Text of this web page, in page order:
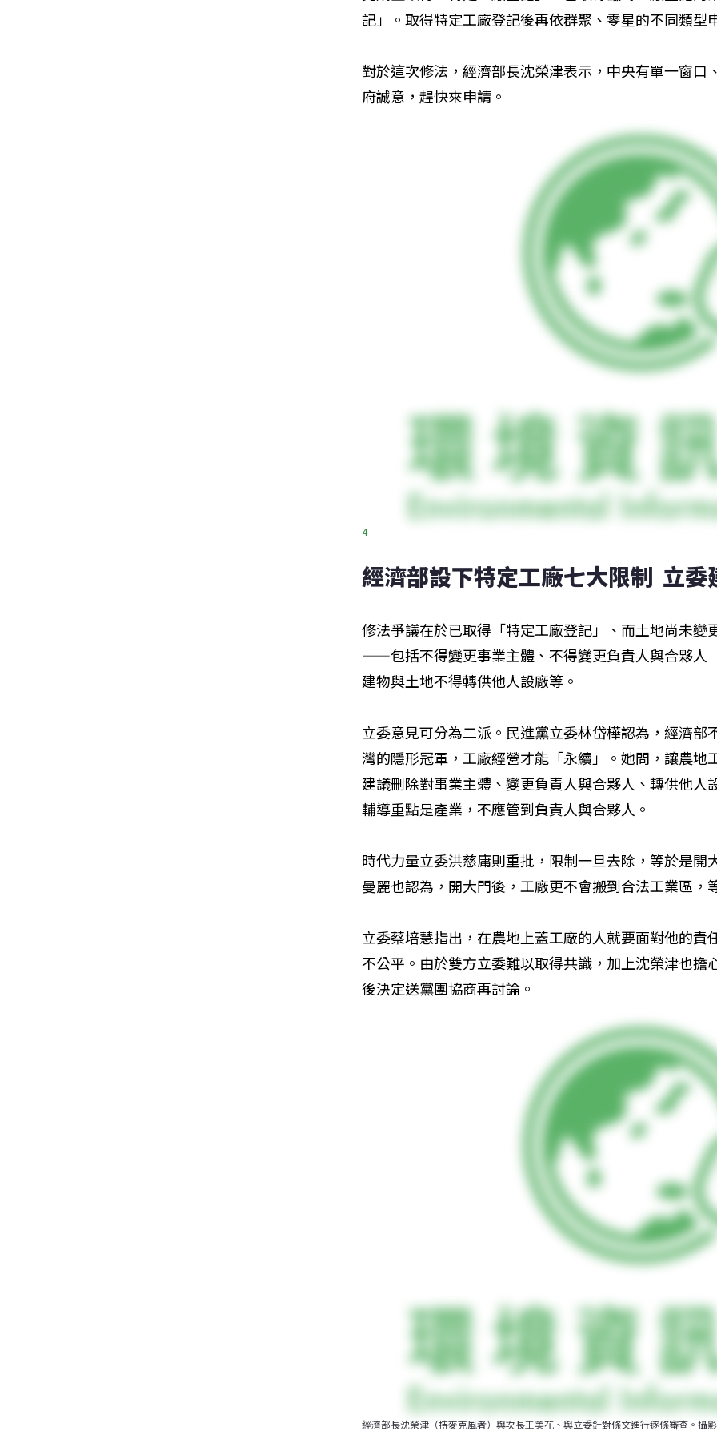
記」。取得特定工廠登記後再依群聚、零星的不同類型
對於這次修法，經濟部長沈榮津表示，中央有單一窗口
府誠意，趕快來申請。
4
經濟部設下特定工廠七大限制  立
修法爭議在於已取得「特定工廠登記」、而土地尚未變
——包括不得變更事業主體、不得變更負責人與合夥人
建物與土地不得轉供他人設廠等。
立委意見可分為二派。民進黨立委林岱樺認為，經濟部
灣的隱形冠軍，工廠經營才能「永續」。她問，讓農地
建議刪除對事業主體、變更負責人與合夥人、轉供他人
輔導重點是產業，不應管到負責人與合夥人。
時代力量立委洪慈庸則重批，限制一旦去除，等於是開
曼麗也認為，開大門後，工廠更不會搬到合法工業區，
立委蔡培慧指出，在農地上蓋工廠的人就要面對他的責
不公平。由於雙方立委難以取得共識，加上沈榮津也擔
後決定送黨團協商再討論。
經濟部長沈榮津（持麥克風者）與次長王美花、與立委針對條文進行逐條審查。攝